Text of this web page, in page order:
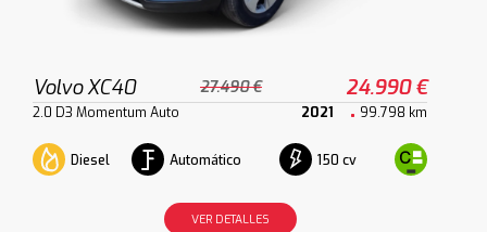
Volvo XC40 27.490 € 24.990 €
2.0 D3 Momentum Auto 2021 99.798 km
Diesel Automático 150 cv
VER DETALLES